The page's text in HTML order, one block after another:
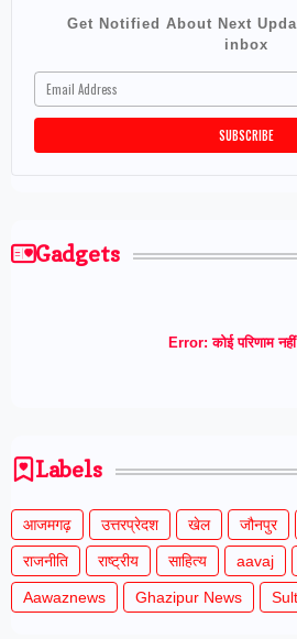
Get Notified About Next
inbox
Gadgets
Error: कोई परिणाम
Labels
आजमगढ़ उत्तरप्रेदश खेल जौनपुर
राजनीति राष्ट्रीय साहित्य aavaj
Aawaznews Ghazipur News